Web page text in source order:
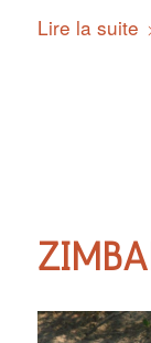
Lire la suite